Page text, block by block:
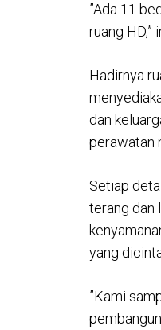
”Ada 11
ruang HD,”
Hadirnya
dan
perawatan
Setiap
terang dan
yang
”Kami